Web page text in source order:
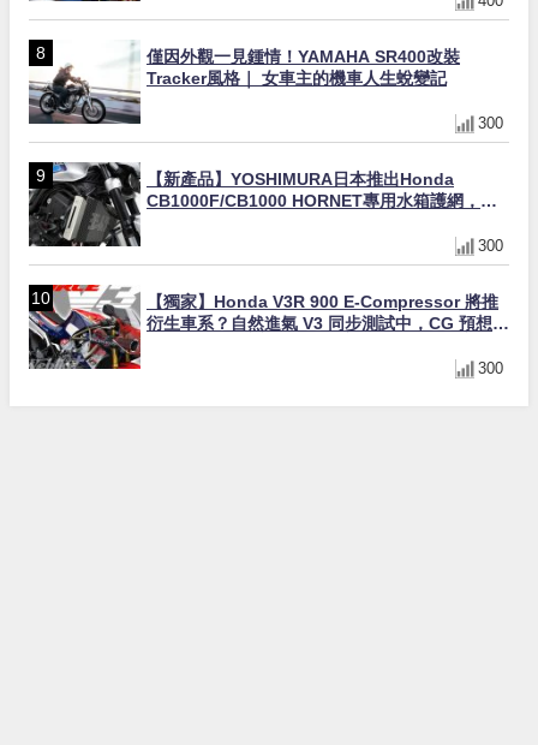
僅因外觀一見鍾情！YAMAHA SR400改裝
Tracker風格｜ 女車主的機車人生蛻變記
300
【新產品】YOSHIMURA日本推出Honda
CB1000F/CB1000 HORNET專用水箱護網，六
300
【獨家】Honda V3R 900 E-Compressor 將推
衍生車系？自然進氣 V3 同步測試中，CG 預想曝
300